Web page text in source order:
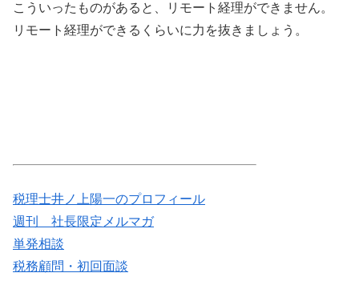
こういったものがあると、リモート経理ができません。
リモート経理ができるくらいに力を抜きましょう。
税理士井ノ上陽一のプロフィール
週刊 社長限定メルマガ
単発相談
税務顧問・初回面談